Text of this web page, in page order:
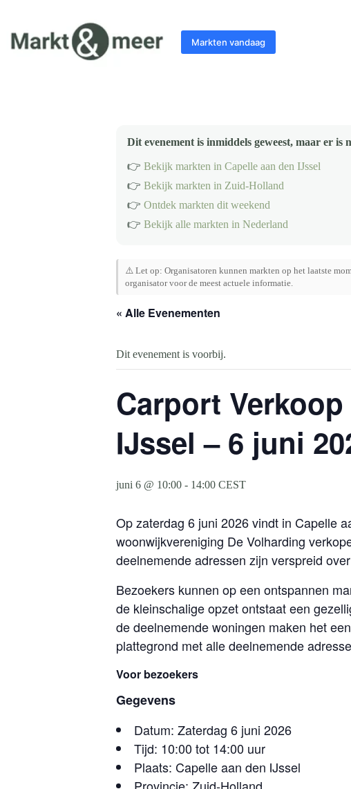
inhoud
Markten vandaag
Dit evenement is inmiddels geweest, maar er is
👉 Bekijk markten in Capelle aan den IJssel
👉 Bekijk markten in Zuid-Holland
👉 Ontdek markten dit weekend
👉 Bekijk alle markten in Nederland
⚠️ Let op: Organisatoren kunnen markten op het laatste
organisator voor de meest actuele informatie.
« Alle Evenementen
Dit evenement is voorbij.
Carport
IJssel – 6 juni
juni 6 @ 10:00 - 14:00 CEST
Op zaterdag 6 juni 2026 vindt in Capelle
woonwijkvereniging De Volharding
deelnemende adressen zijn verspreid
Bezoekers kunnen op een ontspannen
de kleinschalige opzet ontstaat een
de deelnemende woningen maken het
plattegrond met alle deelnemende
Voor bezoekers
Gegevens
Datum: Zaterdag 6 juni 2026
Tijd: 10:00 tot 14:00 uur
Plaats: Capelle aan den IJssel